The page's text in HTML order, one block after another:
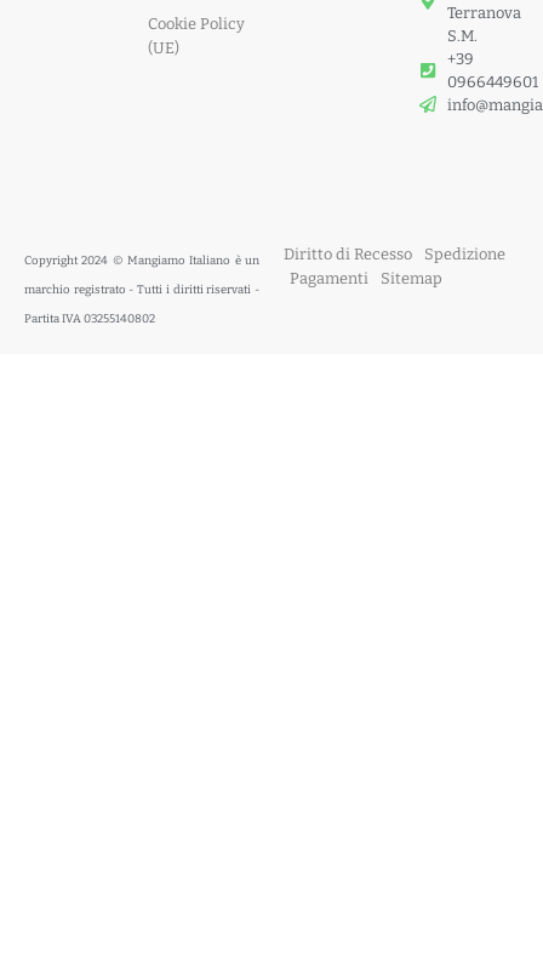
Cookie Policy
(UE)
Terranova
S.M.
+39
0966449601
Copyright 2024 © Mangiamo Italiano è un
marchio registrato - Tutti i diritti riservati -
Partita IVA 03255140802
Diritto di Recesso
Spedizione
Pagamenti
Sitemap